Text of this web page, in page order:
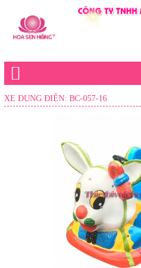
Trang chủ
KHU VUI CHƠI TRONG NHÀ
KHU LIÊN HOÀN TRONG NHÀ
ĐỒ CHƠI MÂM XOAY ĐIỆN - CƠ - ĐỒ
ĐỒ CHƠI TRONG NHÀ CÁC LOẠI
KHU VUI CHƠI GIAO THÔNG TRONG
KHU HƯỚNG NGHIỆP TRẺ EM TRONG
KHU VUI CHƠI NGOÀI TRỜI
CẦU TRƯỢT LIÊN HOÀN NGOÀI TRỜI
CẦU TRƯỢT COMPOSTE NGOÀI TRỜI
XE ĐỤNG ĐIỆN: BC-057-16